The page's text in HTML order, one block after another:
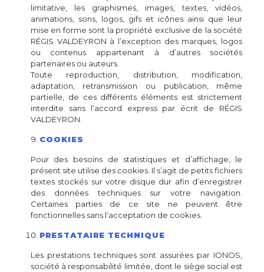
limitative, les graphismes, images, textes, vidéos,
animations, sons, logos, gifs et icônes ainsi que leur
mise en forme sont la propriété exclusive de la société
RÉGIS VALDEYRON à l’exception des marques, logos
ou contenus appartenant à d’autres sociétés
partenaires ou auteurs.
Toute reproduction, distribution, modification,
adaptation, retransmission ou publication, même
partielle, de ces différents éléments est strictement
interdite sans l’accord express par écrit de RÉGIS
VALDEYRON.
COOKIES
Pour des besoins de statistiques et d’affichage, le
présent site utilise des cookies. Il s’agit de petits fichiers
textes stockés sur votre disque dur afin d’enregistrer
des données techniques sur votre navigation.
Certaines parties de ce site ne peuvent être
fonctionnelles sans l’acceptation de cookies.
PRESTATAIRE TECHNIQUE
Les prestations techniques sont assurées par IONOS,
société à responsabilité limitée, dont le siège social est